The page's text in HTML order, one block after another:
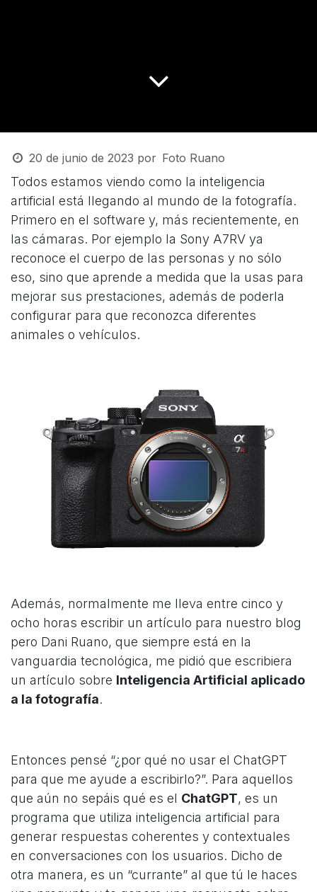
20 de junio de 2023 por Foto Ruano
Todos estamos viendo como la inteligencia
artificial está llegando al mundo de la fotografía.
Primero en el software y, más recientemente, en
las cámaras. Por ejemplo la Sony A7RV ya
reconoce el cuerpo de las personas y no sólo
eso, sino que aprende a medida que la usas para
mejorar sus prestaciones, además de poderla
configurar para que reconozca diferentes
animales o vehículos.
Además, normalmente me lleva entre cinco y
ocho horas escribir un artículo para nuestro blog
pero Dani Ruano, que siempre está en la
vanguardia tecnológica, me pidió que escribiera
un artículo sobre Inteligencia Artificial aplicado
a la fotografía.
Entonces pensé “¿por qué no usar el ChatGPT
para que me ayude a escribirlo?”. Para aquellos
que aún no sepáis qué es el ChatGPT, es un
programa que utiliza inteligencia artificial para
generar respuestas coherentes y contextuales
en conversaciones con los usuarios. Dicho de
otra manera, es un “currante” al que tú le haces